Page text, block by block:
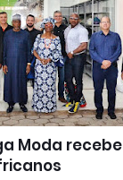
Moda recebe